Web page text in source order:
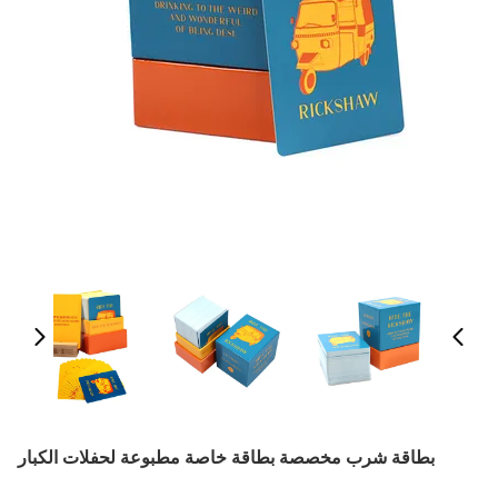
بطاقة شرب مخصصة بطاقة خاصة مطبوعة لحفلات الكبار